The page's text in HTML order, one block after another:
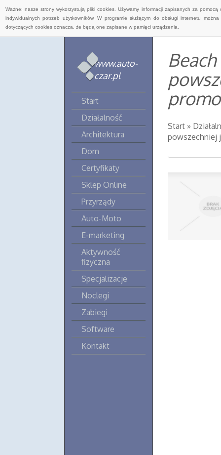
Ważne: nasze strony wykorzystują pliki cookies. Używamy informacji zapisanych za
indywidualnych potrzeb użytkowników. W programie służącym do obsługi internetu
dotyczących cookies oznacza, że będą one zapisane w pamięci urządzenia.
www.auto-
czar.pl
Start
Działalność
Architektura
Dom
Certyfikaty
Sklep Online
Przyrządy
Auto-Moto
E-marketing
Aktywność
fizyczna
Specjalizacje
Noclegi
Zabiegi
Software
Kontakt
Start »
powszechniej